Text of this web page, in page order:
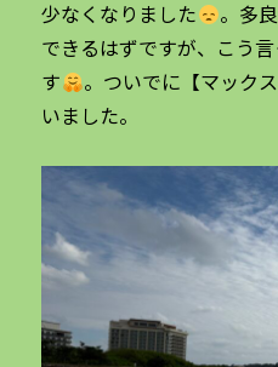
少なくなりました
。多
できるはずですが、こう
す
。ついでに【マック
いました。